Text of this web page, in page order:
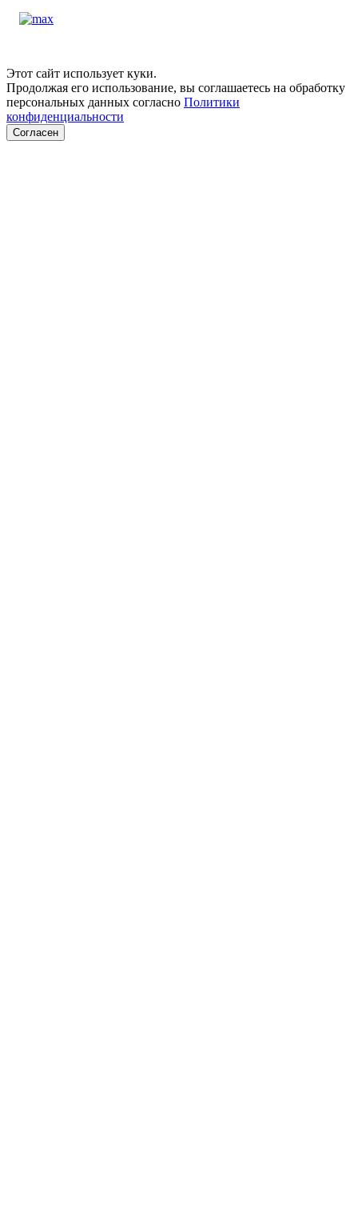
Этот сайт использует куки.
Продолжая его использование, вы соглашаетесь на обработку
персональных данных согласно Политики
конфиденциальности
Согласен